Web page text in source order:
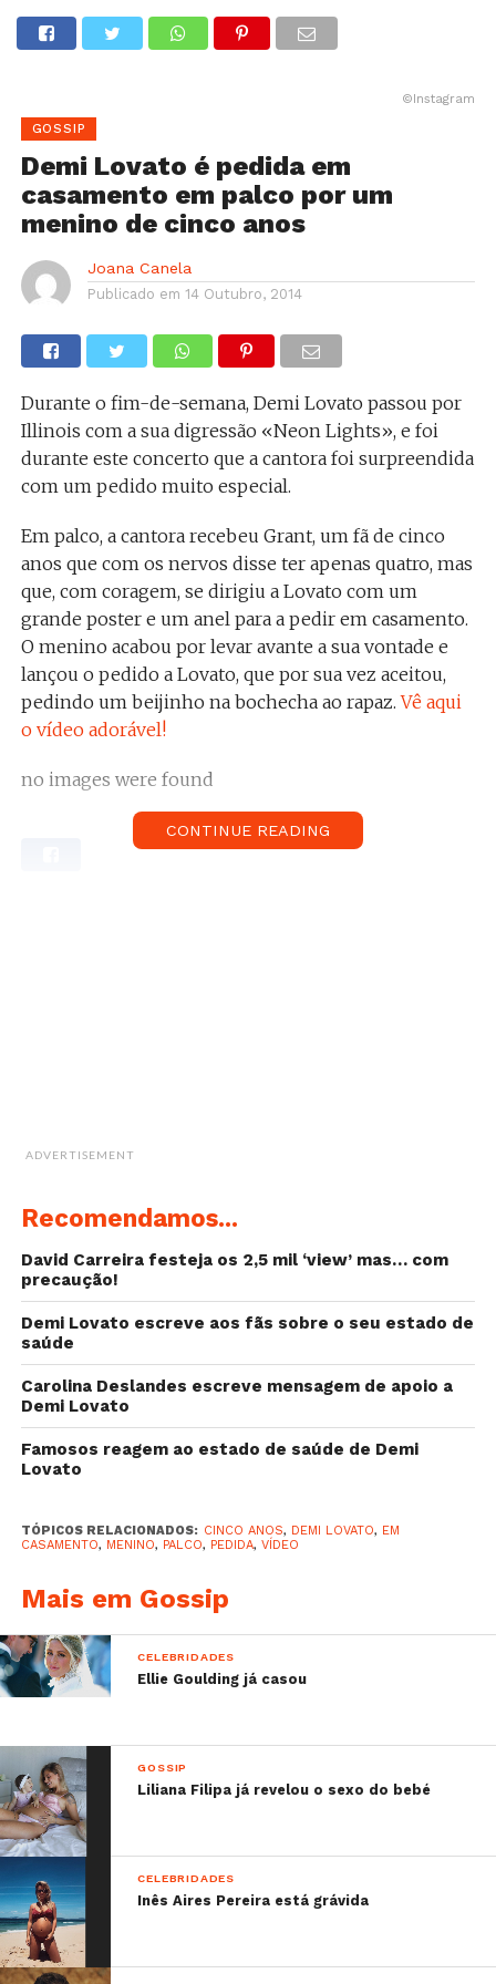
©Instagram
GOSSIP
Demi Lovato é pedida em
casamento em palco por um
menino de cinco anos
Joana Canela
Publicado em 14 Outubro, 2014
Durante o fim-de-semana, Demi Lovato passou por
Illinois com a sua digressão «Neon Lights», e foi
durante este concerto que a cantora foi surpreendida
com um pedido muito especial.
Em palco, a cantora recebeu Grant, um fã de cinco
anos que com os nervos disse ter apenas quatro, mas
que, com coragem, se dirigiu a Lovato com um
grande poster e um anel para a pedir em casamento.
O menino acabou por levar avante a sua vontade e
lançou o pedido a Lovato, que por sua vez aceitou,
pedindo um beijinho na bochecha ao rapaz.Vê aqui
o vídeo adorável!
no images were found
CONTINUE READING
ADVERTISEMENT
Recomendamos...
David Carreira festeja os 2,5 mil ‘view’ mas… com
precaução!
Demi Lovato escreve aos fãs sobre o seu estado de
saúde
Carolina Deslandes escreve mensagem de apoio a
Demi Lovato
Famosos reagem ao estado de saúde de Demi
Lovato
TÓPICOS RELACIONADOS: CINCO ANOS, DEMI LOVATO, EM
CASAMENTO, MENINO, PALCO, PEDIDA, VÍDEO
Mais em Gossip
CELEBRIDADES
Ellie Goulding já casou
GOSSIP
Liliana Filipa já revelou o sexo do bebé
CELEBRIDADES
Inês Aires Pereira está grávida